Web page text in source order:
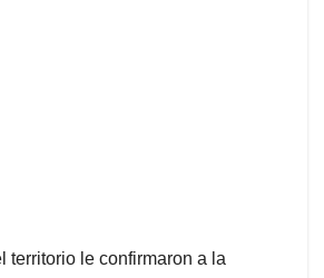
territorio le confirmaron a la